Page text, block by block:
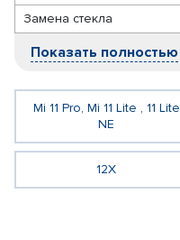
Замена стекла
Показать полностью
Mi 11 Pro, Mi 11 Lite , 11 Lite
NE
12X